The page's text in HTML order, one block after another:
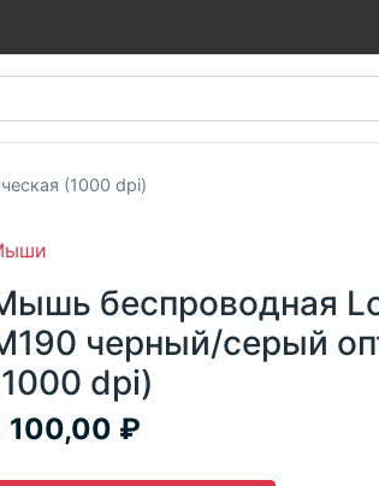
(1000 dpi)
беспроводная
черный/серый
dpi)
100,00